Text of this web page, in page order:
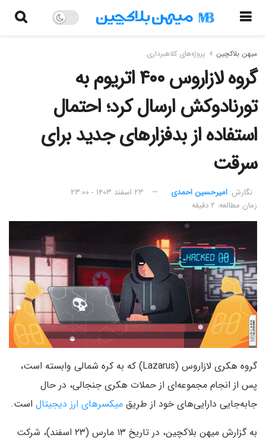
میهن بلاکچین پروژه‌های کلاهبرداری
گروه لازاروس ۴۰۰ اتریوم به
تورنادوکش ارسال کرد؛ احتمال
استفاده از بدفزارهای جدید برای
سرقت
نگارش:‌ امیرحسین احمدی
۲۳ اسفند ۱۴۰۳ - ۲۳:۰۰
زمان مطالعه: ۲ دقیقه
گروه هکری لازاروس (Lazarus) که به کره شمالی وابسته است،
پس از انجام مجموعه‌ای از حملات هکری جنجالی، در حال
جابه‌جایی دارایی‌های خود از طریق میکسرهای ارز دیجیتال است.
به گزارش میهن بلاکچین، در تاریخ ۱۳ مارس (۲۳ اسفند)، شرکت